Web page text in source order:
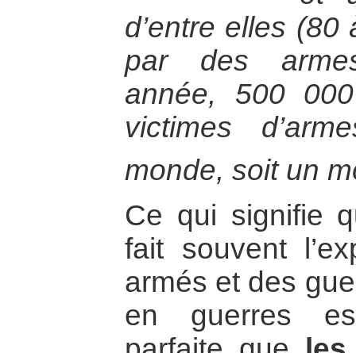
d’entre elles
par des
année, 500
victimes
monde, soit un
Ce qui signifie
fait souvent
armés et des
en guerres